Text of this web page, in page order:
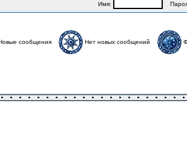
Имя:
сообщения Нет новых сообщений